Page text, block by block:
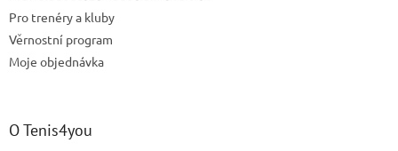
Pro trenéry a kluby
Věrnostní program
Moje objednávka
O Tenis4you